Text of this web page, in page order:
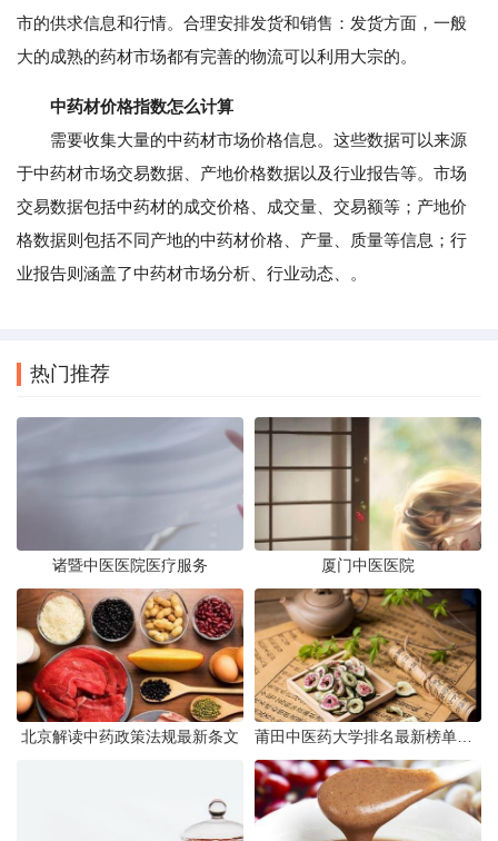
市的供求信息和行情。合理安排发货和销售：发货方面，一般
大的成熟的药材市场都有完善的物流可以利用大宗的。
中药材价格指数怎么计算
需要收集大量的中药材市场价格信息。这些数据可以来源
于中药材市场交易数据、产地价格数据以及行业报告等。市场
交易数据包括中药材的成交价格、成交量、交易额等；产地价
格数据则包括不同产地的中药材价格、产量、质量等信息；行
业报告则涵盖了中药材市场分析、行业动态、。
热门推荐
诸暨中医医院医疗服务 厦门中医医院
北京解读中药政策法规最新条文